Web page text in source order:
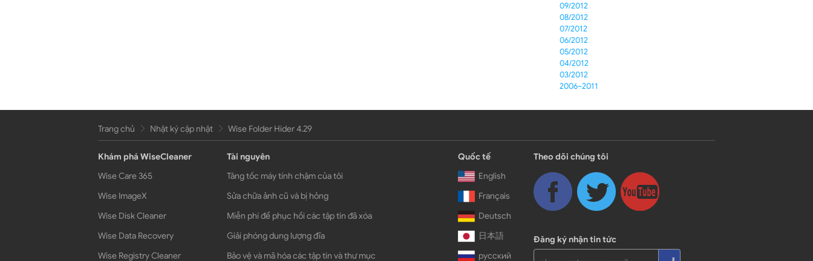
09/2012
08/2012
07/2012
06/2012
05/2012
04/2012
03/2012
2006~2011
Trang chủ Nhật ký cập nhật Wise Folder Hider 4.29
Khám phá WiseCleaner
Wise Care 365
Wise ImageX
Wise Disk Cleaner
Wise Data Recovery
Wise Registry Cleaner
Tài nguyên
Tăng tốc máy tính chậm của tôi
Sửa chữa ảnh cũ và bị hỏng
Miễn phí để phục hồi các tập tin đã xóa
Giải phóng dung lượng đĩa
Bảo vệ và mã hóa các tập tin và thư mục
Quốc tế
English
Français
Deutsch
日本語
русский
Theo dõi chúng tôi
Đăng ký nhận tin tức